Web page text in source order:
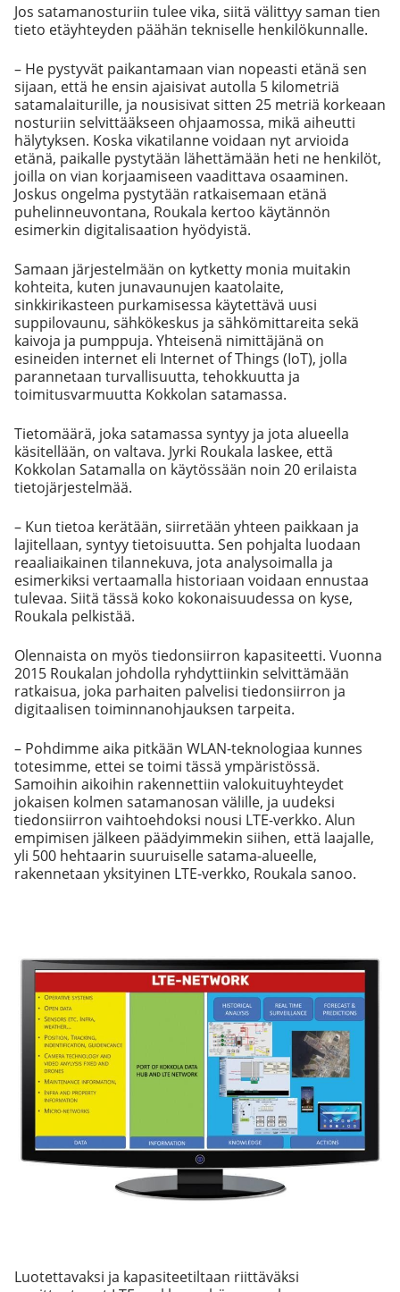
Jos satamanosturiin tulee vika, siitä välittyy saman tien
tieto etäyhteyden päähän tekniselle henkilökunnalle.
– He pystyvät paikantamaan vian nopeasti etänä sen
sijaan, että he ensin ajaisivat autolla 5 kilometriä
satamalaiturille, ja nousisivat sitten 25 metriä korkeaan
nosturiin selvittääkseen ohjaamossa, mikä aiheutti
hälytyksen. Koska vikatilanne voidaan nyt arvioida
etänä, paikalle pystytään lähettämään heti ne henkilöt,
joilla on vian korjaamiseen vaadittava osaaminen.
Joskus ongelma pystytään ratkaisemaan etänä
puhelinneuvontana, Roukala kertoo käytännön
esimerkin digitalisaation hyödyistä.
Samaan järjestelmään on kytketty monia muitakin
kohteita, kuten junavaunujen kaatolaite,
sinkkirikasteen purkamisessa käytettävä uusi
suppilovaunu, sähkökeskus ja sähkömittareita sekä
kaivoja ja pumppuja. Yhteisenä nimittäjänä on
esineiden internet eli Internet of Things (IoT), jolla
parannetaan turvallisuutta, tehokkuutta ja
toimitusvarmuutta Kokkolan satamassa.
Tietomäärä, joka satamassa syntyy ja jota alueella
käsitellään, on valtava. Jyrki Roukala laskee, että
Kokkolan Satamalla on käytössään noin 20 erilaista
tietojärjestelmää.
– Kun tietoa kerätään, siirretään yhteen paikkaan ja
lajitellaan, syntyy tietoisuutta. Sen pohjalta luodaan
reaaliaikainen tilannekuva, jota analysoimalla ja
esimerkiksi vertaamalla historiaan voidaan ennustaa
tulevaa. Siitä tässä koko kokonaisuudessa on kyse,
Roukala pelkistää.
Olennaista on myös tiedonsiirron kapasiteetti. Vuonna
2015 Roukalan johdolla ryhdyttiinkin selvittämään
ratkaisua, joka parhaiten palvelisi tiedonsiirron ja
digitaalisen toiminnanohjauksen tarpeita.
– Pohdimme aika pitkään WLAN-teknologiaa kunnes
totesimme, ettei se toimi tässä ympäristössä.
Samoihin aikoihin rakennettiin valokuituyhteydet
jokaisen kolmen satamanosan välille, ja uudeksi
tiedonsiirron vaihtoehdoksi nousi LTE-verkko. Alun
empimisen jälkeen päädyimmekin siihen, että laajalle,
yli 500 hehtaarin suuruiselle satama-alueelle,
rakennetaan yksityinen LTE-verkko, Roukala sanoo.
Luotettavaksi ja kapasiteetiltaan riittäväksi